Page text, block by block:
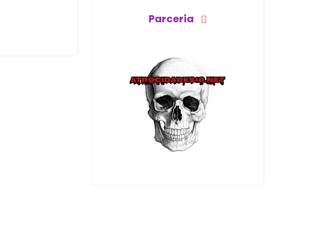
Parceria